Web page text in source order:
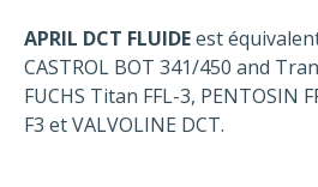
APRIL DCT FLUIDEest
CASTROL BOT 341/450 and
FUCHS Titan FFL-3, PENTOSIN
F3 et VALVOLINE DCT.